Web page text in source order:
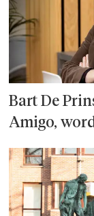
Bart De
Amigo,